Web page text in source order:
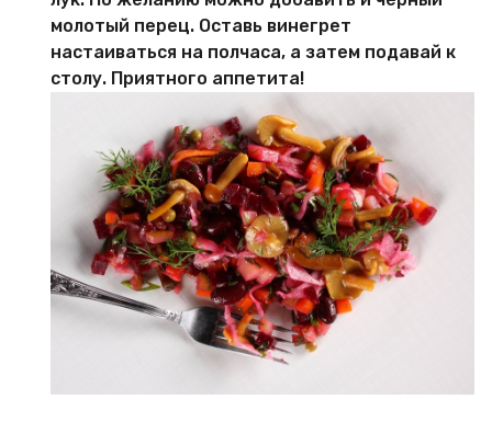
молотый перец. Оставь винегрет
настаиваться на полчаса, а затем подавай к
столу. Приятного аппетита!